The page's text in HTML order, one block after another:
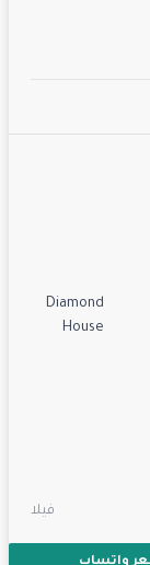
Diamond
House
فيلا